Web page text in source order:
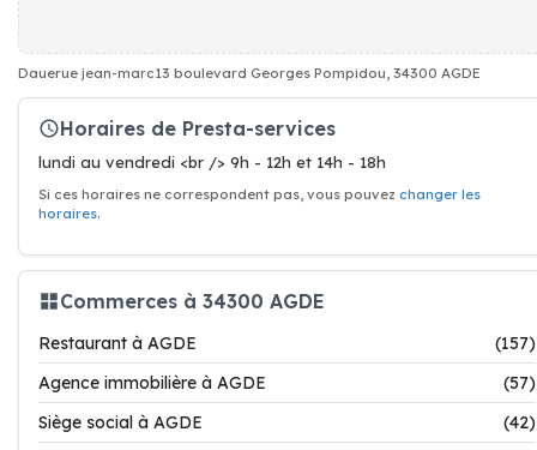
Dauerue jean-marc13 boulevard Georges Pompidou, 34300 AGDE
Horaires de Presta-services
lundi au vendredi <br /> 9h - 12h et 14h - 18h
Si ces horaires ne correspondent pas, vous pouvez changer les
horaires.
Commerces à 34300 AGDE
Restaurant à AGDE
(157)
Agence immobilière à AGDE
(57)
Siège social à AGDE
(42)